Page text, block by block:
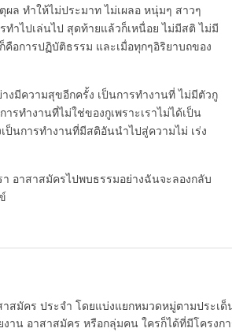
ทำให้ไม่ประมาท ไม่เผลอ หนุ่มๆ สาวๆ
ำไปเล่นไป สุดท้ายแล้วก็เหนื่อย ไม่มีสติ ไม่มี
อการปฏิบัติธรรม และเมื่อทุกๆอิริยาบถของ
งมีความสุขอีกครั้ง เป็นการทำงานที่ ไม่มีตัวกู
รทำงานที่ไม่ใช่ของกูเพราะเราไม่ได้เป็น
นการทำงานที่มีสติอันนำไปสู่ความไม่ เร่ง
อาสาสมัครไปพบธรรมอย่างฉันจะลองกลับ
สมัคร ประจำ โดยแบ่งแยกหมวดหมู่ตามประเ
น อาสาสมัคร หรือกลุ่มคน ใครก็ได้ที่มีโครงก